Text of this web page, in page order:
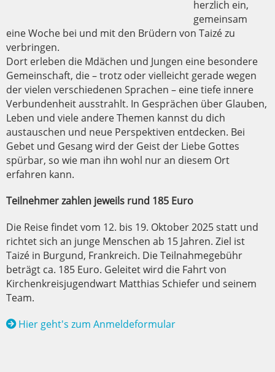
herzlich ein,
gemeinsam
eine Woche bei und mit den Brüdern von Taizé zu
verbringen.
Dort erleben die Mdächen und Jungen eine besondere
Gemeinschaft, die – trotz oder vielleicht gerade wegen
der vielen verschiedenen Sprachen – eine tiefe innere
Verbundenheit ausstrahlt. In Gesprächen über Glauben,
Leben und viele andere Themen kannst du dich
austauschen und neue Perspektiven entdecken. Bei
Gebet und Gesang wird der Geist der Liebe Gottes
spürbar, so wie man ihn wohl nur an diesem Ort
erfahren kann.
Teilnehmer zahlen jeweils rund 185 Euro
Die Reise findet vom 12. bis 19. Oktober 2025 statt und
richtet sich an junge Menschen ab 15 Jahren. Ziel ist
Taizé in Burgund, Frankreich. Die Teilnahmegebühr
beträgt ca. 185 Euro. Geleitet wird die Fahrt von
Kirchenkreisjugendwart Matthias Schiefer und seinem
Team.
Hier geht's zum Anmeldeformular